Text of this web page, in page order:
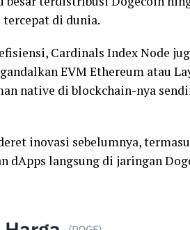
tercepat di dunia.
Cardinals Index Node
EVM Ethereum atau
native di blockchain-nya
inovasi sebelumnya,
dApps langsung di jaringan